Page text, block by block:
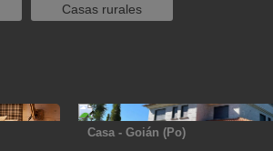
Casas rurales
Casa - Goián (Po)